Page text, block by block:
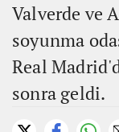
Valverde ve
soyunma
Real
sonra geldi.